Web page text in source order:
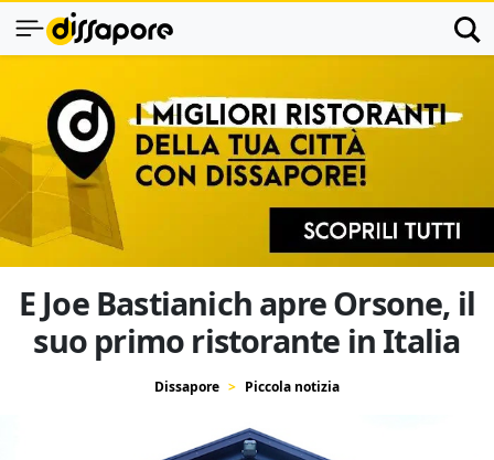
E Joe Bastianich apre Orsone, il
suo primo ristorante in Italia
Dissapore Piccola notizia